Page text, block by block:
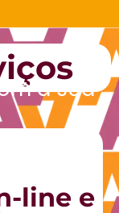
a sua